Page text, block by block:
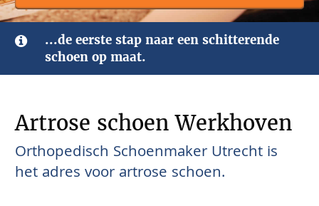
...de eerste stap naar een schitterende
schoen op maat.
Artrose schoen Werkhoven
Orthopedisch Schoenmaker Utrecht is
het adres voor artrose schoen.